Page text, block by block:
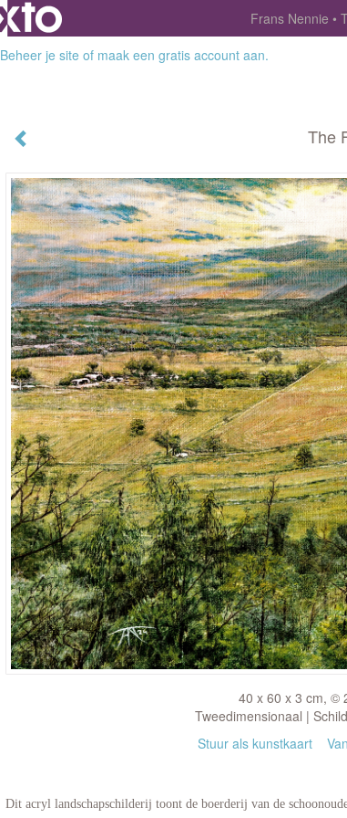
Frans Nennie
Beheer je site of maak een gratis account aan.
The
40 x 60 x 3 cm, ©
Tweedimensionaal |
Stuur als kunstkaart
Dit acryl landschapschilderij toont de boerderij van de